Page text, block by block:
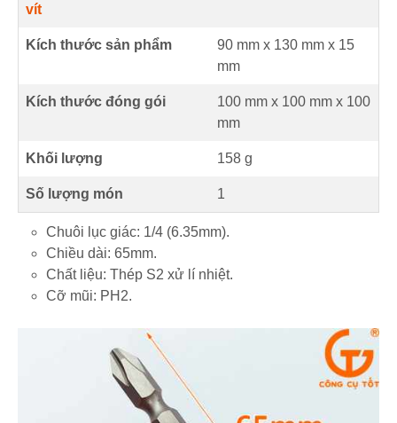
vít
Kích thước sản phẩm 90 mm x 130 mm x 15
mm
Kích thước đóng gói
100 mm x 100 mm x 100
mm
Khối lượng 158 g
Số lượng món 1
Chuôi lục giác: 1/4 (6.35mm).
Chiều dài: 65mm.
Chất liệu: Thép S2 xử lí nhiệt.
Cỡ mũi: PH2.